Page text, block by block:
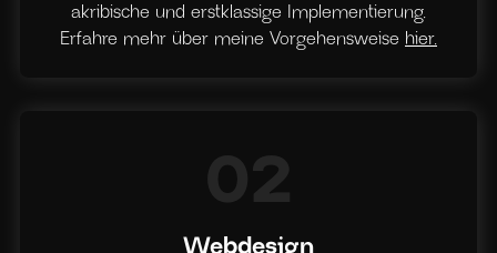
akribische und erstklassige Implementierung.
Erfahre mehr über meine Vorgehensweise hier.
02
Webdesign